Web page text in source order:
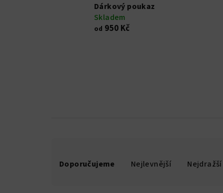
Dárkový poukaz
Skladem
od 950 Kč
aDoporučujeme Nejlevnější Nejdražší